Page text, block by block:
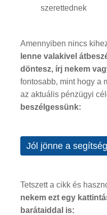
szerettednek
Amennyiben nincs
lenne valakivel
döntesz, írj nekem
fontosabb, mint hogy a
az aktuális pénzügyi
beszélgessünk:
Jól jönne a
Tetszett a cikk és
nekem ezt egy
barátaiddal is: